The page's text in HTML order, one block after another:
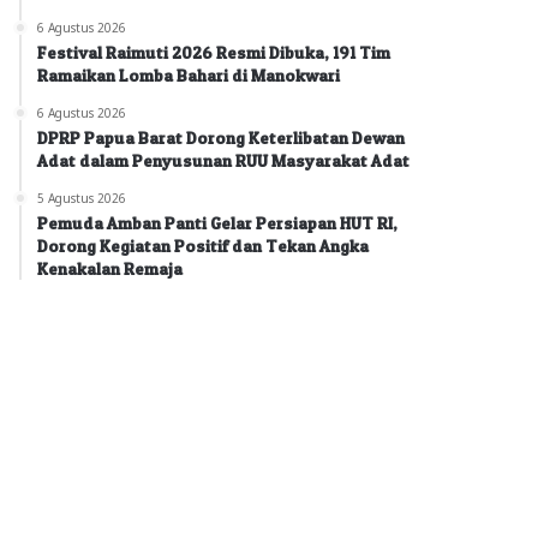
6 Agustus 2026
Festival Raimuti 2026 Resmi Dibuka, 191 Tim
Ramaikan Lomba Bahari di Manokwari
6 Agustus 2026
DPRP Papua Barat Dorong Keterlibatan Dewan
Adat dalam Penyusunan RUU Masyarakat Adat
5 Agustus 2026
Pemuda Amban Panti Gelar Persiapan HUT RI,
Dorong Kegiatan Positif dan Tekan Angka
Kenakalan Remaja